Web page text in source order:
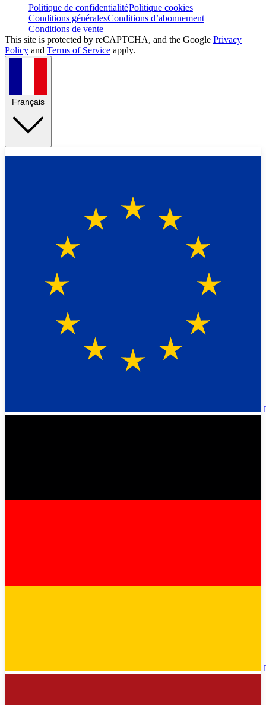
Politique de confidentialitéPolitique cookies
Conditions généralesConditions d’abonnement
Conditions de vente
This site is protected by reCAPTCHA, and the Google Privacy
Policy and Terms of Service apply.
Français